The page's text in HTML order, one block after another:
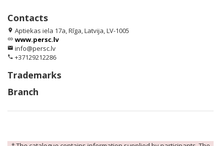
Contacts
location_on Aptiekas iela 17a, Rīga, Latvija, LV-1005
link www.persc.lv
email info@persc.lv
phone +37129212286
Trademarks
Branch